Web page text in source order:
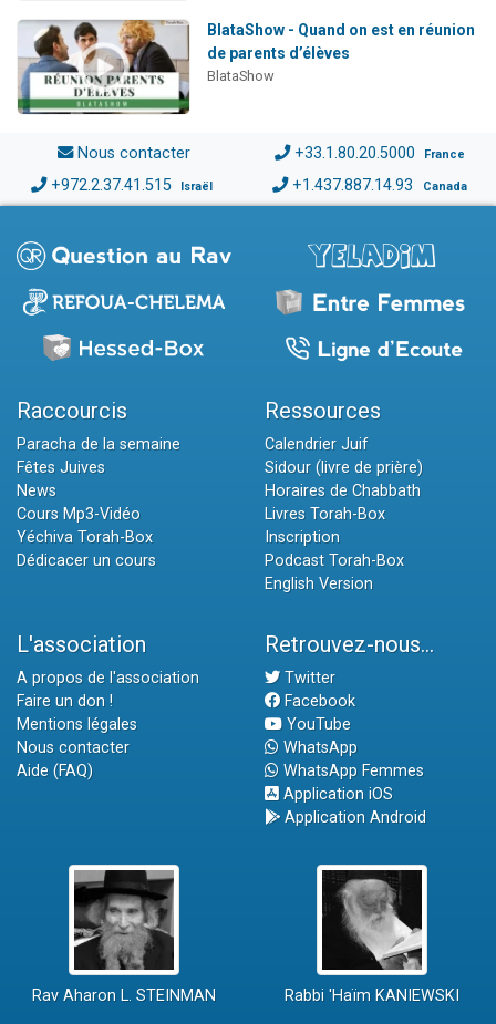
BlataShow - Quand on est en réunion
de parents d’élèves
BlataShow
Nous contacter +33.1.80.20.5000 France
+972.2.37.41.515 Israël +1.437.887.14.93 Canada
Raccourcis
Paracha de la semaine
Fêtes Juives
News
Cours Mp3-Vidéo
Yéchiva Torah-Box
Dédicacer un cours
Ressources
Calendrier Juif
Sidour (livre de prière)
Horaires de Chabbath
Livres Torah-Box
Inscription
Podcast Torah-Box
English Version
L'association
A propos de l'association
Faire un don !
Mentions légales
Nous contacter
Aide (FAQ)
Retrouvez-nous...
Twitter
Facebook
YouTube
WhatsApp
WhatsApp Femmes
Application iOS
Application Android
Rav Aharon L. STEINMAN Rabbi 'Haïm KANIEWSKI